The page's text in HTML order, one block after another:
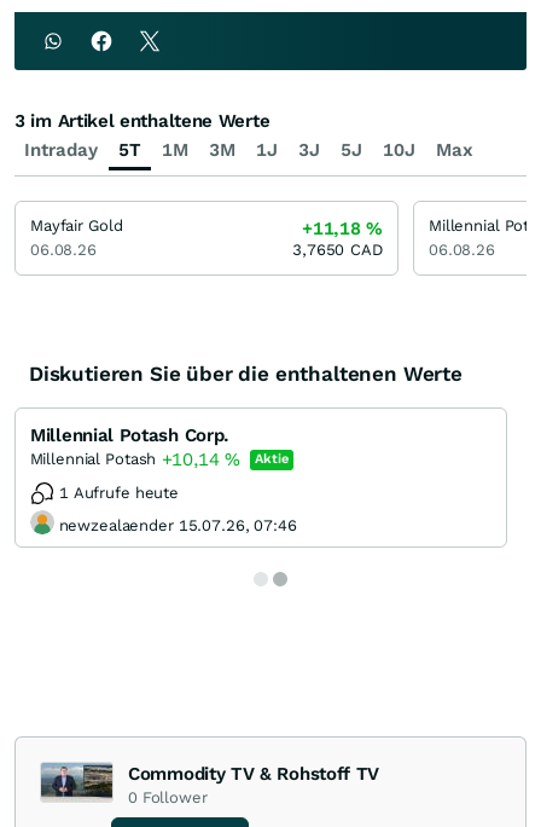
Diskutieren Sie über die enthaltenen Werte
Millennial Potash Corp.
Millennial Potash +10,14% Aktie
1 Aufrufe heute
newzealaender 15.07.26, 07:46
Commodity TV & Rohstoff TV
0 Follower
Intraday 5T 1M 3M 1J 3J 5J 10J Max
3 im Artikel enthaltene Werte
Mayfair Gold
06.08.26
+11,18%
3,7650 CAD
Millennial
06.08.26